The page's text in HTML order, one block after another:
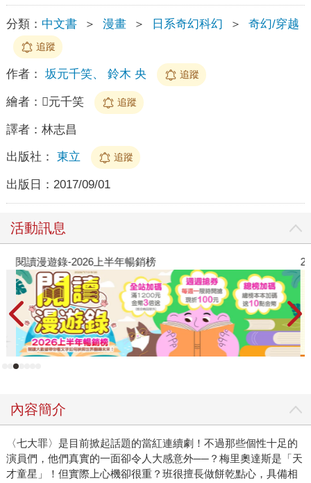
分類： 中文書 ＞ 漫畫 ＞ 日系奇幻科幻 ＞ 奇幻/穿越
追蹤
作者： 坂元千笑、 鈴木 央 追蹤
繪者： 元千笑 追蹤
譯者： 林志昌
出版社： 東立 追蹤
出版日： 2017/09/01
活動訊息
閱讀漫遊錄-2026上半年暢銷榜
內容簡介
〈七大罪〉是目前掀起話題的當紅連續劇！不過那些個性十足的
演員們，他們真實的一面卻令人大感意外──？梅里奧達斯是「天
才童星」！但實際上心機卻很重？班很擅長做餅乾點心，具備相